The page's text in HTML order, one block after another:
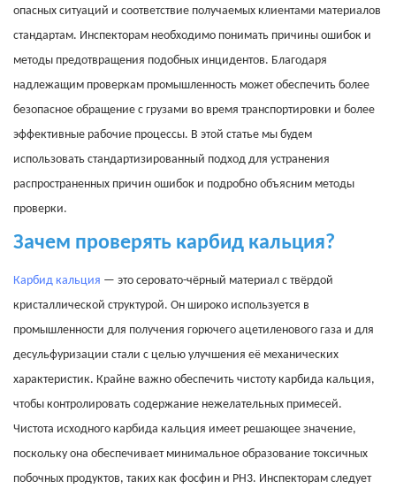
опасных ситуаций и соответствие получаемых клиентами материалов
стандартам. Инспекторам необходимо понимать причины ошибок и
методы предотвращения подобных инцидентов. Благодаря
надлежащим проверкам промышленность может обеспечить более
безопасное обращение с грузами во время транспортировки и более
эффективные рабочие процессы. В этой статье мы будем
использовать стандартизированный подход для устранения
распространенных причин ошибок и подробно объясним методы
проверки.
Зачем проверять карбид кальция?
Карбид кальция — это серовато-чёрный материал с твёрдой
кристаллической структурой. Он широко используется в
промышленности для получения горючего ацетиленового газа и для
десульфуризации стали с целью улучшения её механических
характеристик. Крайне важно обеспечить чистоту карбида кальция,
чтобы контролировать содержание нежелательных примесей.
Чистота исходного карбида кальция имеет решающее значение,
поскольку она обеспечивает минимальное образование токсичных
побочных продуктов, таких как фосфин и PH3. Инспекторам следует